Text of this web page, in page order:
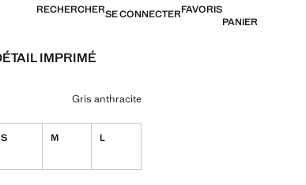
RECHERCHERSE CONNECTERFAVORIS
PANIER
IMPRIMÉ
Gris anthracite
S M L